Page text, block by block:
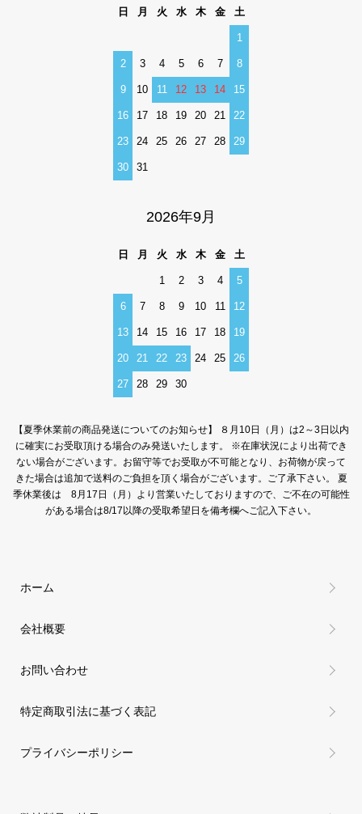
日 月 火 水 木 金 土
1
2 3 4 5 6 7 8
9 10 11 12 13 14 15
16 17 18 19 20 21 22
23 24 25 26 27 28 29
30 31
2026年9月
日 月 火 水 木 金 土
1 2 3 4 5
6 7 8 9 10 11 12
13 14 15 16 17 18 19
20 21 22 23 24 25 26
27 28 29 30
【夏季休業前の商品発送についてのお知らせ】 ８月10日（月）は2～3日以内
に確実にお受取頂ける場合のみ発送いたします。 ※在庫状況により出荷でき
ない場合がございます。お留守等でお受取が不可能となり、お荷物が戻って
きた場合は追加で送料のご負担を頂く場合がございます。ご了承下さい。 夏
季休業後は 8月17日（月）より営業いたしておりますので、ご不在の可能性
がある場合は8/17以降の受取希望日を備考欄へご記入下さい。
ホーム
会社概要
お問い合わせ
特定商取引法に基づく表記
プライバシーポリシー